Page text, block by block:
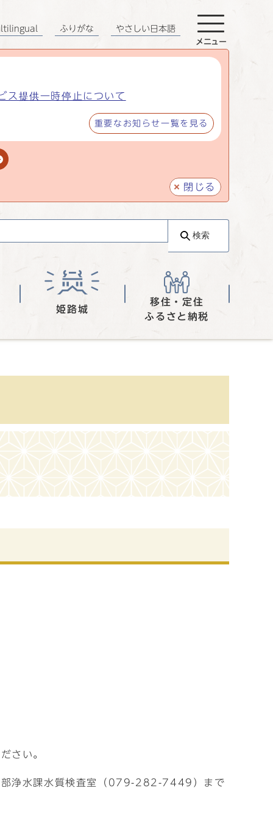
ス提供一時停止について
重要なお知らせ一覧を見る
閉じる
ふりがな やさしい日本語
メニュー
検索
姫路城
移住・定住
ふるさと納税
さい。
部浄水課水質検査室（079-282-7449）まで